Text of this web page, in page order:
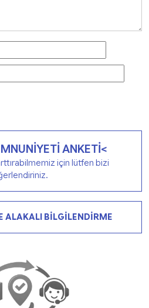
ANKETİ<
için lütfen bizi
ALAKALI BİLGİLENDİRME